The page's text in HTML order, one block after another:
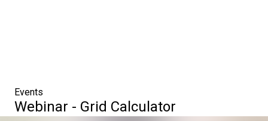
Events
Webinar - Grid Calculator